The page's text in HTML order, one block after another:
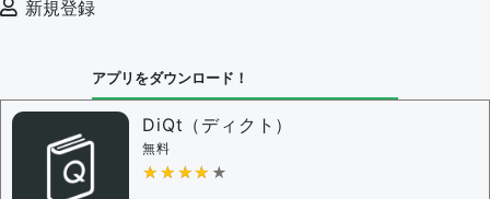
新規登録
アプリをダウンロード！
DiQt（ディクト）
無料
★★★★★
★★★★★